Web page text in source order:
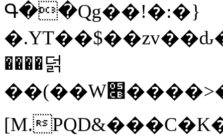
Գ��Qg��!�:�}
����덝
��(��W׋����>��O>�d�%Y�@�@ڻ<�z{rc&׻��z�����AeK�^�����������˩t��=x~
[M.